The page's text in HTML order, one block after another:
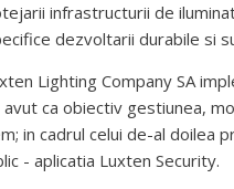
infrastructurii de
dezvoltarii durabile si
Lighting Company SA
avut ca obiectiv gestiunea,
in cadrul celui de-al
- aplicatia Luxten Security.